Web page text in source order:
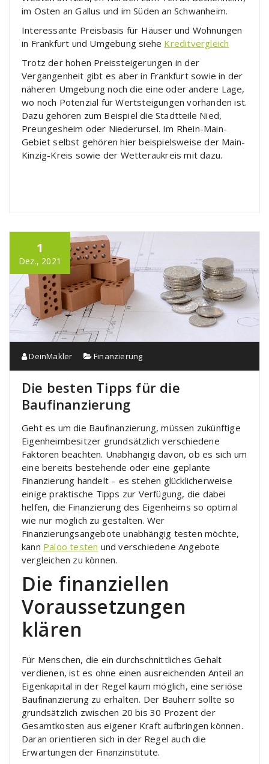
im Osten an Gallus und im Süden an Schwanheim.
Interessante Preisbasis für Häuser und Wohnungen
in Frankfurt und Umgebung siehe Kreditvergleich
Trotz der hohen Preissteigerungen in der
Vergangenheit gibt es aber in Frankfurt sowie in der
näheren Umgebung noch die eine oder andere Lage,
wo noch Potenzial für Wertsteigungen vorhanden ist.
Dazu gehören zum Beispiel die Stadtteile Nied,
Preungesheim oder Niederursel. Im Rhein-Main-
Gebiet selbst gehören hier beispielsweise der Main-
Kinzig-Kreis sowie der Wetteraukreis mit dazu.
1
Dez., 2021
DeinMakler Finanzierung
Die besten Tipps für die
Baufinanzierung
Geht es um die Baufinanzierung, müssen zukünftige
Eigenheimbesitzer grundsätzlich verschiedene
Faktoren beachten. Unabhängig davon, ob es sich um
eine bereits bestehende oder eine geplante
Finanzierung handelt – es stehen glücklicherweise
einige praktische Tipps zur Verfügung, die dabei
helfen, die Finanzierung des Eigenheims so optimal
wie nur möglich zu gestalten. Wer
Finanzierungsangebote unabhängig testen möchte,
kann Paloo testen und verschiedene Angebote
vergleichen zu können.
Die finanziellen
Voraussetzungen
klären
Für Menschen, die ein durchschnittliches Gehalt
verdienen, ist es ohne einen ausreichenden Anteil an
Eigenkapital in der Regel kaum möglich, eine seriöse
Baufinanzierung zu erhalten. Der Bauherr sollte so
grundsätzlich zwischen 20 bis 30 Prozent der
Gesamtkosten aus eigener Kraft aufbringen können.
Daran orientieren sich in der Regel auch die
Erwartungen der Finanzinstitute.